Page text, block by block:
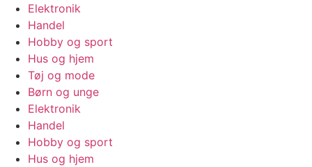
Elektronik
Handel
Hobby og sport
Hus og hjem
Tøj og mode
Børn og unge
Elektronik
Handel
Hobby og sport
Hus og hjem